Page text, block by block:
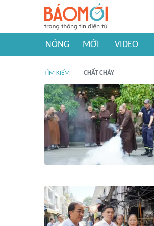
NÓNG MỚI VIDEO
TÌM KIẾM CHẤT CHÁY